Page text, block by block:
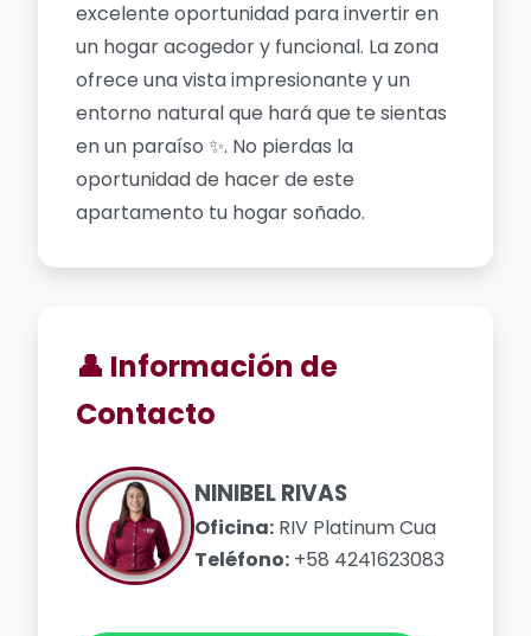
excelente oportunidad para invertir en
un hogar acogedor y funcional. La zona
ofrece una vista impresionante y un
entorno natural que hará que te sientas
en un paraíso ✨. No pierdas la
oportunidad de hacer de este
apartamento tu hogar soñado.
👤 Información de
Contacto
NINIBEL RIVAS
Oficina: RIV Platinum Cua
Teléfono: +58 4241623083